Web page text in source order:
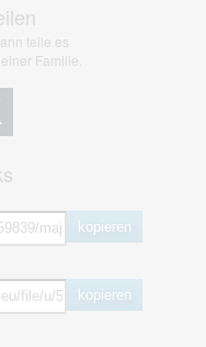
teile es
Familie.
kopieren
kopieren